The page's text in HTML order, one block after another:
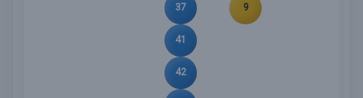
37
41
42
9